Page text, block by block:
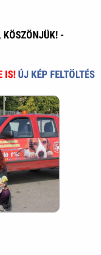
-
IS! ÚJ KÉP FELTÖLTÉS